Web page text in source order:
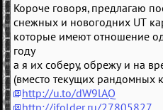
Короче говоря, предлагаю
снежных и новогодних UT
которые имеют отношение
году
а я их соберу, обрежу и на
(вместо текущих рандомных
http://u.to/dW9lAQ